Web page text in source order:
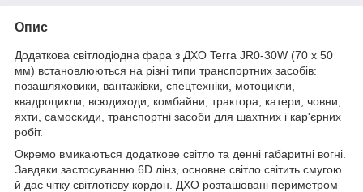
Опис
Додаткова світлодіодна фара з ДХО Terra JR0-30W (70 x 50
мм) встановлюються на різні типи транспортних засобів:
позашляховики, вантажівки, спецтехніки, мотоцикли,
квадроцикли, всюдиходи, комбайни, трактора, катери, човни,
яхти, самоскиди, транспортні засоби для шахтних і кар'єрних
робіт.
Окремо вмикаються додаткове світло та денні габаритні вогні.
Завдяки застосуванню 6D лінз, основне світло світить смугою
й дає чітку світлотієву кордон. ДХО розташовані периметром